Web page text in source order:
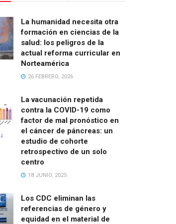
La humanidad necesita otra
formación en ciencias de la
salud: los peligros de la
actual reforma curricular en
Norteamérica
26 FEBRERO, 2026
La vacunación repetida
contra la COVID-19 como
factor de mal pronóstico en
el cáncer de páncreas: un
estudio de cohorte
retrospectivo de un solo
centro
18 JUNIO, 2025
Los CDC eliminan las
referencias de género y
equidad en el material de